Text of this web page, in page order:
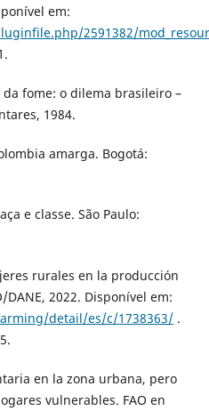
em:
2591382/
da fome: o dilema brasileiro –
1984.
amarga. Bogotá:
e classe. São Paulo:
rurales en la producción
2022. Disponível em:
detail/es/c/1738363/.
en la zona urbana, pero
vulnerables. FAO en